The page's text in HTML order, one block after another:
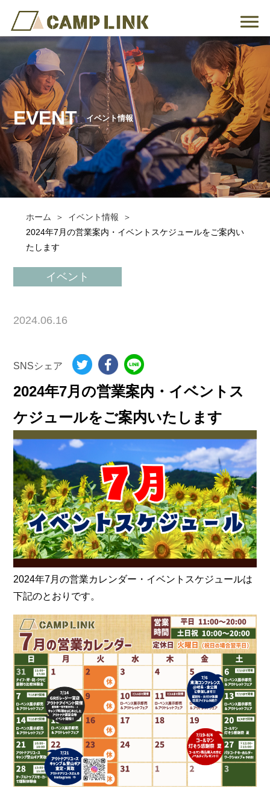
EVENT イベント情報
ホーム
イベント情報
2024年7月の営業案内・イベントスケジュールをご案内い
たします
イベント
2024.06.16
SNSシェア
2024年7月の営業案内・イベントス
ケジュールをご案内いたします
2024年7月の営業カレンダー・イベントスケジュールは
下記のとおりです。